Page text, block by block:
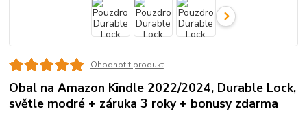
Ohodnotit produkt
Obal na Amazon Kindle 2022/2024, Durable Lock,
světle modré + záruka 3 roky + bonusy zdarma